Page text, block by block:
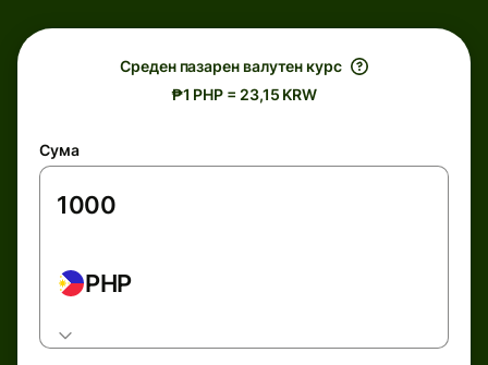
Среден пазарен валутен курс
₱1 PHP = 23,15 KRW
Сума
PHP